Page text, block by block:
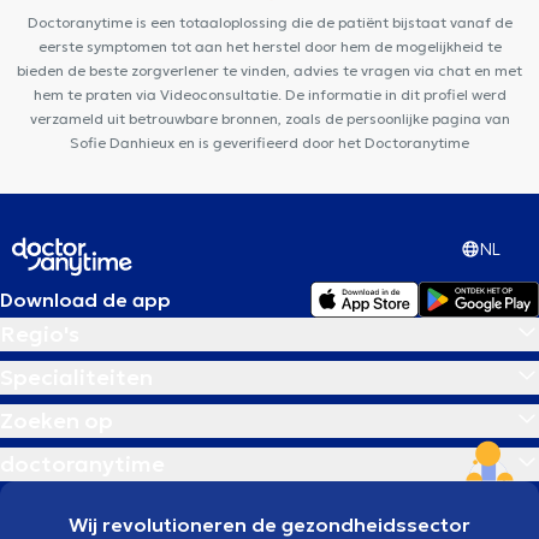
Centre Médical Nève
Doctoranytime is een totaaloplossing die de patiënt bijstaat vanaf de
eerste symptomen tot aan het herstel door hem de mogelijkheid te
bieden de beste zorgverlener te vinden, advies te vragen via chat en met
hem te praten via Videoconsultatie. De informatie in dit profiel werd
verzameld uit betrouwbare bronnen, zoals de persoonlijke pagina van
Sofie Danhieux en is geverifieerd door het Doctoranytime
NL
Download de app
Wij revolutioneren de gezondheidssector